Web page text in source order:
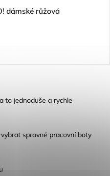
dámské růžová
to jednoduše a rychle
spravné pracovní boty